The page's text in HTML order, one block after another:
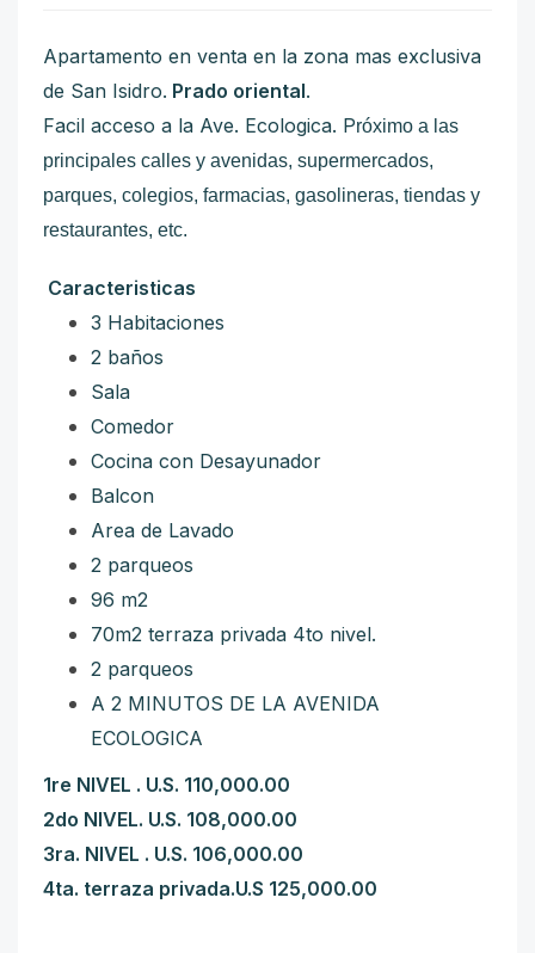
Apartamento en venta en la zona mas exclusiva
de San Isidro. Prado oriental.
Facil acceso a la Ave. Ecologica. Próximo a las
principales calles y avenidas, supermercados,
parques, colegios, farmacias, gasolineras, tiendas y
restaurantes, etc.
Caracteristicas
3 Habitaciones
2 baños
Sala
Comedor
Cocina con Desayunador
Balcon
Area de Lavado
2 parqueos
96 m2
70m2 terraza privada 4to nivel.
2 parqueos
A 2 MINUTOS DE LA AVENIDA
ECOLOGICA
1re NIVEL . U.S. 110,000.00
2do NIVEL. U.S. 108,000.00
3ra. NIVEL . U.S. 106,000.00
4ta. terraza privada.U.S 125,000.00